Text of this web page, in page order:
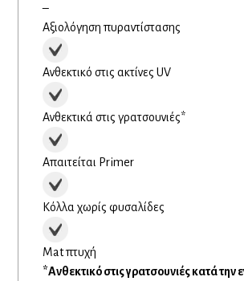
–
Αξιολόγηση πυραντίστασης
Ανθεκτικό στις ακτίνες UV
Ανθεκτικά στις γρατσουνιές*
Απαιτείται Primer
Κόλλα χωρίς φυσαλίδες
Mat πτυχή
*Ανθεκτικό στις γρατσουνιές κατά την